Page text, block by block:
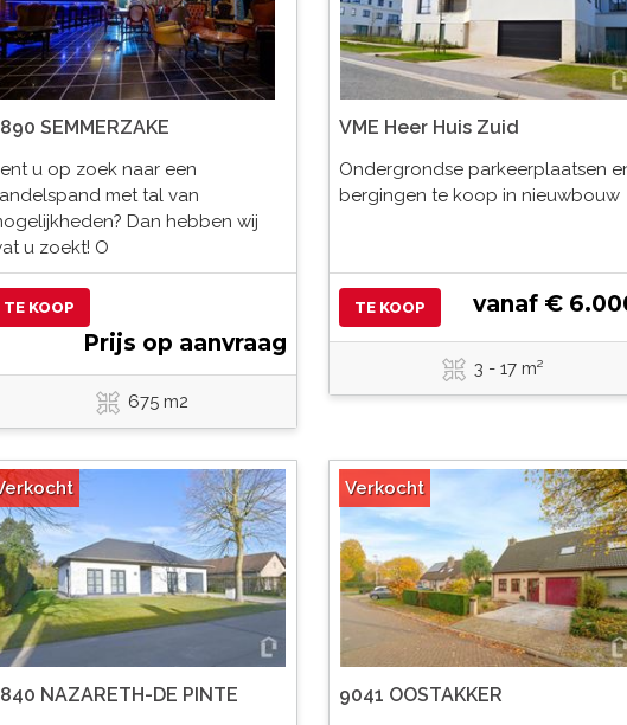
SEMMERZAKE
u op zoek naar een
met tal van
Dan hebben wij
u zoekt! O
TE KOOP
Prijs op aanvraag
675 m2
VME Heer Huis Zuid
Ondergrondse parkeerplaatsen
bergingen te koop in nieuwbouw
TE KOOP vanaf €
3 - 17 m²
NAZARETH-DE PINTE
Verkocht
9041 OOSTAKKER